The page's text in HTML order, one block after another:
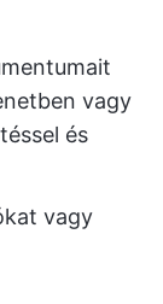
vagy
és
vagy